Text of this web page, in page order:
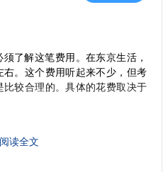
很大的帮助，能够让你更快地
备好一系列材料，包括录取通
提前了解签证申请的流程和政
齐全所有材料。此外，与某些
了解这笔费用。在东京生活，
。这个费用听起来不少，但考
较合理的。具体的花费取决于
，通常在8000到15000元人民币之
读全文